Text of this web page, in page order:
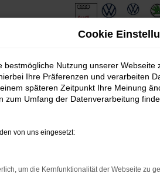
Cookie
bestmögliche Nutzung unserer
Ihre Präferenzen und verarbeiten
späteren Zeitpunkt Ihre Meinung
zum Umfang der Datenverarbeitung
von uns eingesetzt:
um die Kernfunktionalität der Webseite zu